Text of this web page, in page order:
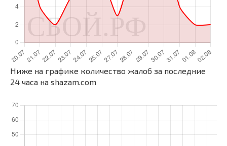
Ниже на графике количество жалоб за последние
24 часа на shazam.com